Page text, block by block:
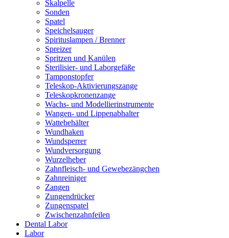
Skalpelle
Sonden
Spatel
Speichelsauger
Spirituslampen / Brenner
Spreizer
Spritzen und Kanülen
Sterilisier- und Laborgefäße
Tamponstopfer
Teleskop-Aktivierungszange
Teleskopkronenzange
Wachs- und Modellierinstrumente
Wangen- und Lippenabhalter
Wattebehälter
Wundhaken
Wundsperrer
Wundversorgung
Wurzelheber
Zahnfleisch- und Gewebezängchen
Zahnreiniger
Zangen
Zungendrücker
Zungenspatel
Zwischenzahnfeilen
Dental Labor
Labor